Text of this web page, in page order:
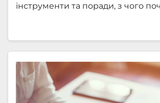
інструменти та поради, з чого